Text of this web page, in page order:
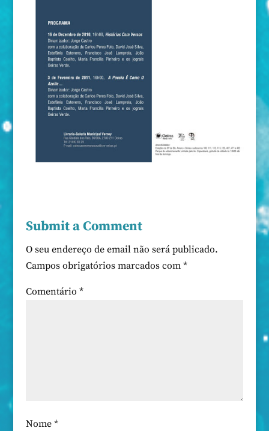
Submit a Comment
O seu endereço de email não será publicado.
Campos obrigatórios marcados com *
Comentário *
Nome *